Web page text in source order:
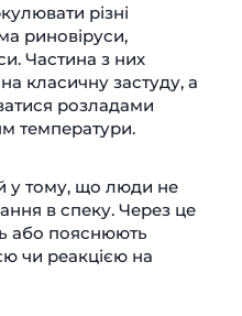
різні
риновіруси,
Частина з них
класичну застуду, а
розладами
температури.
у тому, що люди не
в спеку. Через це
або пояснюють
чи реакцією на